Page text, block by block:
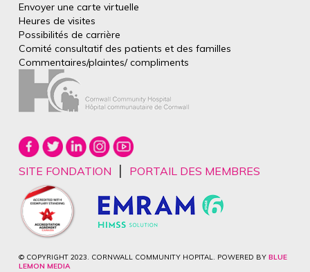
Envoyer une carte virtuelle
Heures de visites
Possibilités de carrière
Comité consultatif des patients et des familles
Commentaires/plaintes/compliments
SITE FONDATION | PORTAIL DES MEMBRES
© COPYRIGHT 2023. CORNWALL COMMUNITY HOPITAL. POWERED BY BLUE
LEMON MEDIA